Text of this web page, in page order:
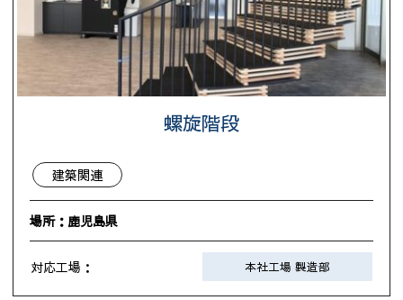
螺旋階段
建築関連
場所：鹿児島県
対応工場： 本社工場 製造部